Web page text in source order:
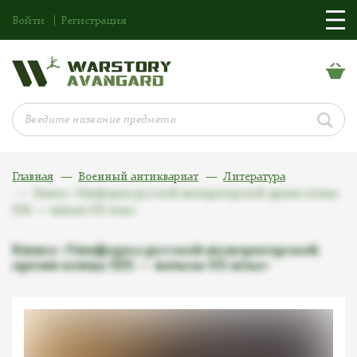
Войти Регистрация
Главная Военный антиквариат
Литература
Книга «Униформа русской императорской
армии конца XIX — начала XX века»